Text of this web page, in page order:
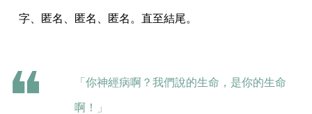
字、匿名、匿名、匿名。直至結尾。
「你神經病啊？我們說的生命，是你的生命
啊！」